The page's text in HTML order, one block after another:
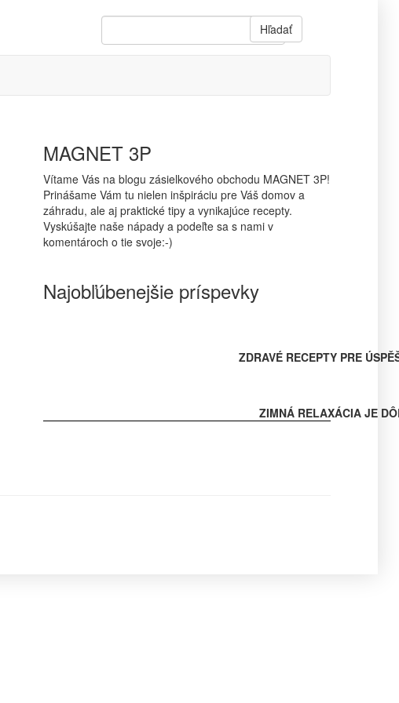
Hľadať
MAGNET 3P
Vítame Vás na blogu zásielkového obchodu MAGNET 3P!
Prinášame Vám tu nielen inšpiráciu pre Váš domov a
záhradu, ale aj praktické tipy a vynikajúce recepty.
Vyskúšajte naše nápady a podeľte sa s nami v
komentároch o tie svoje:-)
Najobľúbenejšie príspevky
ZDRAVÉ RECEPTY PRE
ZIMNÁ RELAXÁCIA JE